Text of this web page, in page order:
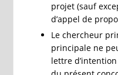
projet (sauf
d’appel de
Le chercheur
principale ne
lettre